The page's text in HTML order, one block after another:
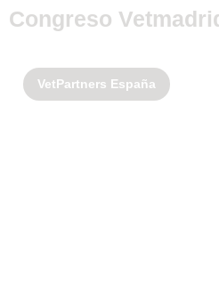
Congreso
VetPartners España